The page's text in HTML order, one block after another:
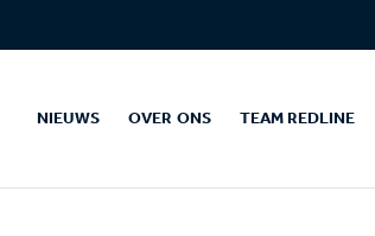
NIEUWS OVER ONS TEAM REDLINE